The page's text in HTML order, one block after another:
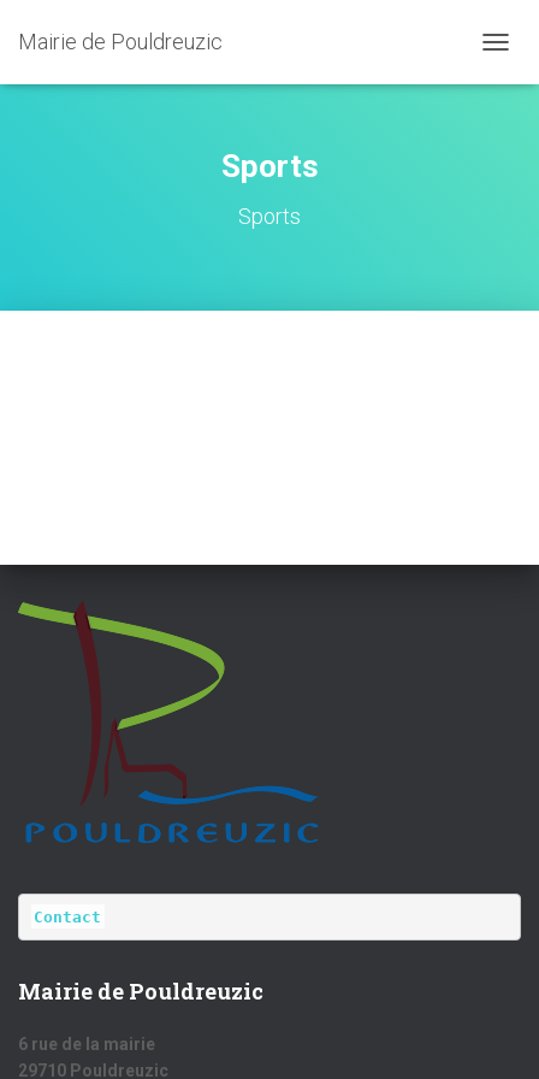
Mairie de Pouldreuzic
Sports
Sports
Contact
Mairie de Pouldreuzic
6 rue de la mairie
29710 Pouldreuzic